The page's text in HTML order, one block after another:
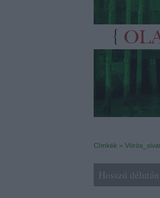
Címkék »
Hosszú